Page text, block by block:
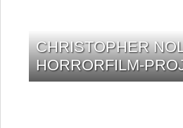
CHRISTOPHER
HORRORFILM-